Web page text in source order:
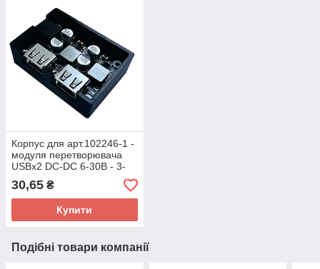
Корпус для арт.102246-1 -
модуля перетворювача
USBх2 DC-DC 6-30В - 3-
12, 24Вт на порт, QC3.0
QC2.0, стабілізатор
напруги
30,65 ₴
Купити
Подібні товари компанії